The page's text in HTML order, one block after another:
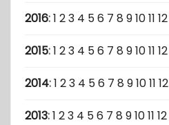
2016:1 23 4 56 7 8 91011 12
2015:1 23 4 56 7 8 91011 12
2014:1 23 4 56 7 8 91011 12
2013:1 23 4 56 7 8 91011 12